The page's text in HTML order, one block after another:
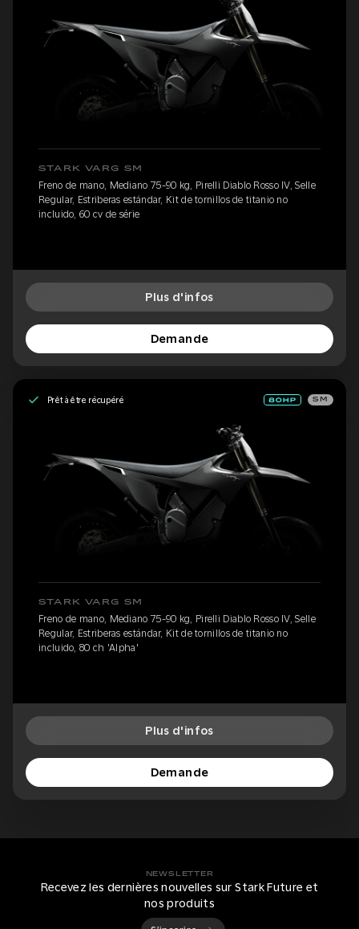
STARK VARG SM
Freno de mano, Mediano 75-90 kg, Pirelli Diablo Rosso IV, Selle
Regular, Estriberas estándar, Kit de tornillos de titanio no
incluido, 60 cv de série
Plus d'infos
Demande
Prêt à être récupéré SM
STARK VARG SM
Freno de mano, Mediano 75-90 kg, Pirelli Diablo Rosso IV, Selle
Regular, Estriberas estándar, Kit de tornillos de titanio no
incluido, 80 ch 'Alpha'
Plus d'infos
Demande
NEWSLETTER
Recevez les dernières nouvelles sur Stark Future et
nos produits